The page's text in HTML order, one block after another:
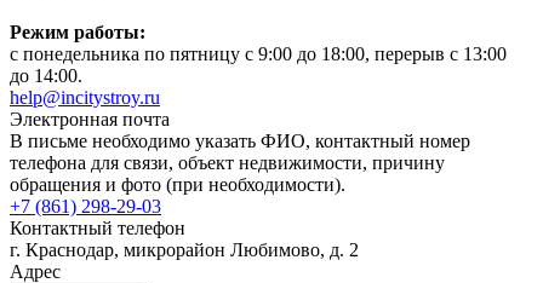
Режим работы:
с понедельника по пятницу с 9:00 до 18:00, перерыв с 13:00
до 14:00.
help@incitystroy.ru
Электронная почта
В письме необходимо указать ФИО, контактный номер
телефона для связи, объект недвижимости, причину
обращения и фото (при необходимости).
+7 (861) 298-29-03
Контактный телефон
г. Краснодар, микрорайон Любимово, д. 2
Адрес